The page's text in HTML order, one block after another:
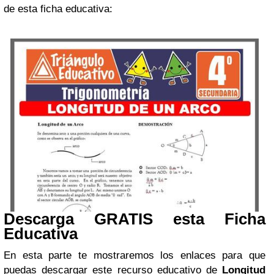
de esta ficha educativa:
Descarga GRATIS esta Ficha
Educativa
En esta parte te mostraremos los enlaces para que
puedas descargar este recurso educativo de Longitud